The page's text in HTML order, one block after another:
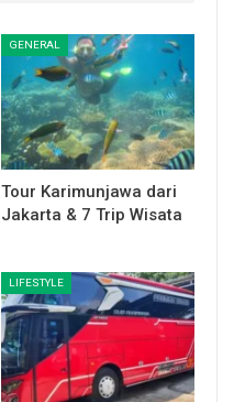
GENERAL
Tour Karimunjawa dari
Jakarta & 7 Trip Wisata
LIFESTYLE